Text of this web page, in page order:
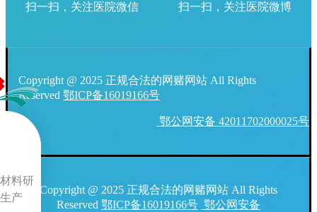
扫一扫，关注医院微信 扫一扫，关注医院微博
Copyright @ 2025 正规合法的网赌网站 All Rights
Reserved 鄂ICP备16019166号
鄂公网安备 42011702000025号
Copyright @ 2025 正规合法的网赌网站 All Rights
Reserved 鄂ICP备16019166号 鄂公网安备
料研
产